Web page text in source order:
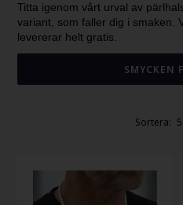
Titta igenom vårt urval av
variant, som faller dig i smaken.
levererar helt gratis.
SMYCKEN